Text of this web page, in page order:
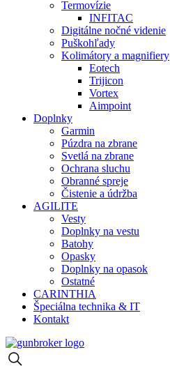
Termovízie
INFITAC
Digitálne nočné videnie
Puškohľady
Kolimátory a magnifiery
Eotech
Trijicon
Vortex
Aimpoint
Doplnky
Garmin
Púzdra na zbrane
Svetlá na zbrane
Ochrana sluchu
Obranné spreje
Čistenie a údržba
AGILITE
Vesty
Doplnky na vestu
Batohy
Opasky
Doplnky na opasok
Ostatné
CARINTHIA
Špeciálna technika & IT
Kontakt